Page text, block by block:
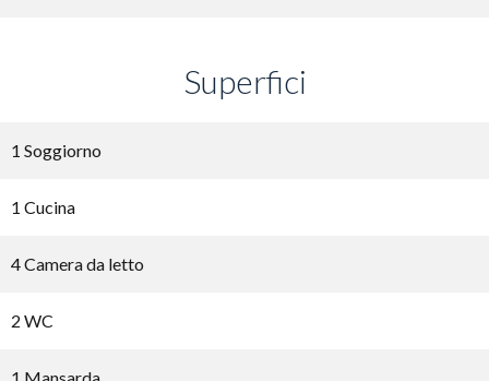
Superfici
1 Soggiorno
1 Cucina
4 Camera da letto
2 WC